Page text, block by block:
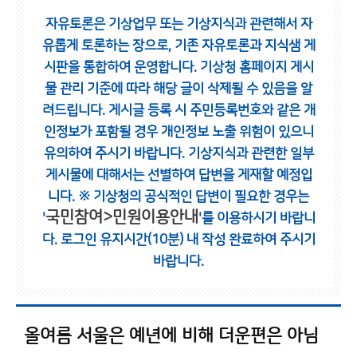
자유토론은 기상업무 또는 기상지식과 관련해서 자
유롭게 토론하는 장으로, 기존 자유토론과 지식샘 게
시판을 통합하여 운영합니다. 기상청 홈페이지 게시
물 관리 기준에 따라 해당 글이 삭제될 수 있음을 알
려드립니다. 게시글 등록 시 주민등록번호와 같은 개
인정보가 포함될 경우 개인정보 노출 위험이 있으니
유의하여 주시기 바랍니다. 기상지식과 관련한 일부
게시물에 대해서는 선별하여 답변을 게재할 예정입
니다. ※ 기상청의 공식적인 답변이 필요한 경우는
'국민참여>민원이용안내 '를 이용하시기 바랍니
다. 로그인 유지시간(10분) 내 작성 완료하여 주시기
바랍니다.
올여름 서울은 예년에 비해 더운편은 아님